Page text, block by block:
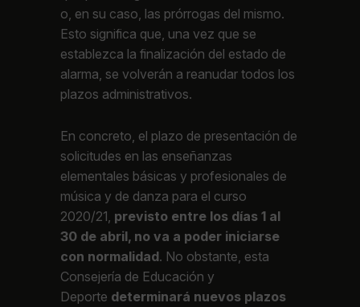
o, en su caso, las prórrogas del mismo.
Esto significa que, una vez que se
establezca la finalización del estado de
alarma, se volverán a reanudar todos los
plazos administrativos.
En concreto, el plazo de presentación de
solicitudes en las enseñanzas
elementales básicas y profesionales de
música y de danza para el curso
2020/21, previsto entre los días 1 al
30 de abril, no va a poder iniciarse
con normalidad. No obstante, esta
Consejería de Educación y
Deporte determinará nuevos plazos